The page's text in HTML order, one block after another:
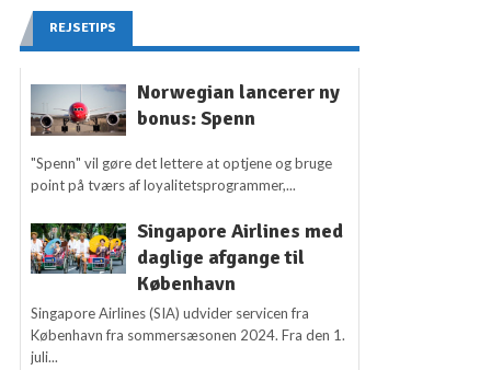
REJSETIPS
Norwegian lancerer ny
bonus: Spenn
"Spenn" vil gøre det lettere at optjene og bruge
point på tværs af loyalitetsprogrammer,...
Singapore Airlines med
daglige afgange til
København
Singapore Airlines (SIA) udvider servicen fra
København fra sommersæsonen 2024. Fra den 1.
juli...